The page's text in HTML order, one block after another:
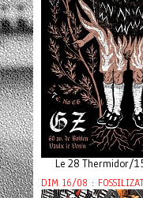
Le 28 Thermidor/
DIM 16/08 :